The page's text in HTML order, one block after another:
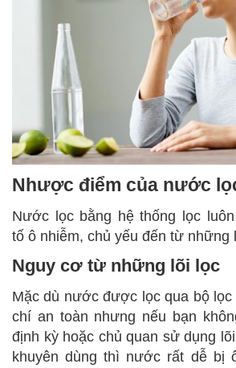
Nhược điểm của nước
Nước lọc bằng hệ thống lọc
tố ô nhiễm, chủ yếu đến từ những
Nguy cơ từ những lõi lọc
Mặc dù nước được lọc qua bộ lọc
chí an toàn nhưng nếu bạn
định kỳ hoặc chủ quan sử dụng
khuyên dùng thì nước rất dễ bị